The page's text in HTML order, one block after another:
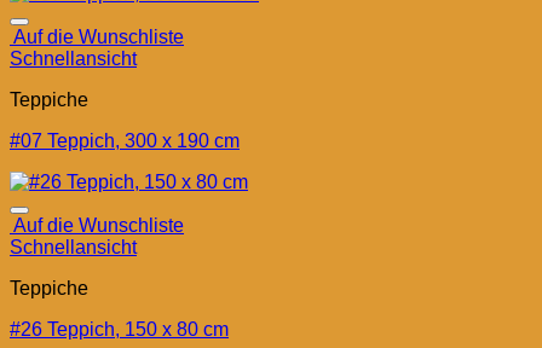
Auf die Wunschliste
Schnellansicht
Teppiche
#07 Teppich, 300 x 190 cm
Auf die Wunschliste
Schnellansicht
Teppiche
#26 Teppich, 150 x 80 cm